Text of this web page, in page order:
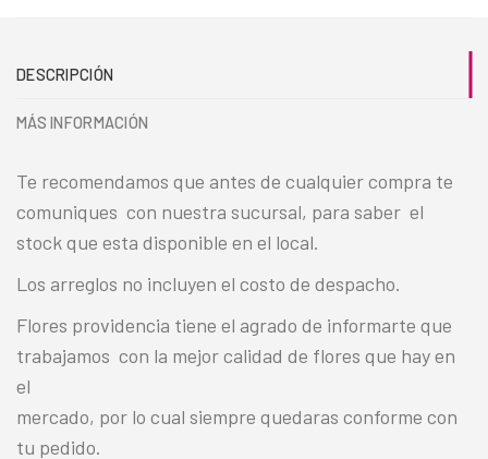
DESCRIPCIÓN
MÁS INFORMACIÓN
Te recomendamos que antes de cualquier compra te
comuniques con nuestra sucursal, para saber el
stock que esta disponible en el local.
Los arreglos no incluyen el costo de despacho.
Flores providencia tiene el agrado de informarte que
trabajamos con la mejor calidad de flores que hay en
el
mercado, por lo cual siempre quedaras conforme con
tu pedido.